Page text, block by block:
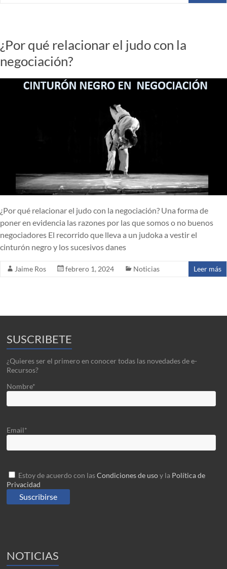
¿Por qué relacionar el judo con la
negociación?
¿Por qué relacionar el judo con la negociación? Una forma de
poner en evidencia las razones por las que somos o no buenos
negociadores El recorrido que lleva a un judoka a vestir el
cinturón negro y los sucesivos danes
Jaime Ros febrero 1, 2024 Noticias Leer más
SUSCRIBETE
¿Quieres ser el primero en conocer todas las novedades de e-
Recursos?
Nombre*
Email*
Estoy de acuerdo con lasCondiciones de usoy la Política de
Privacidad
NOTICIAS